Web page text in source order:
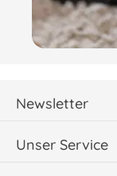
Newsletter
Unser Service